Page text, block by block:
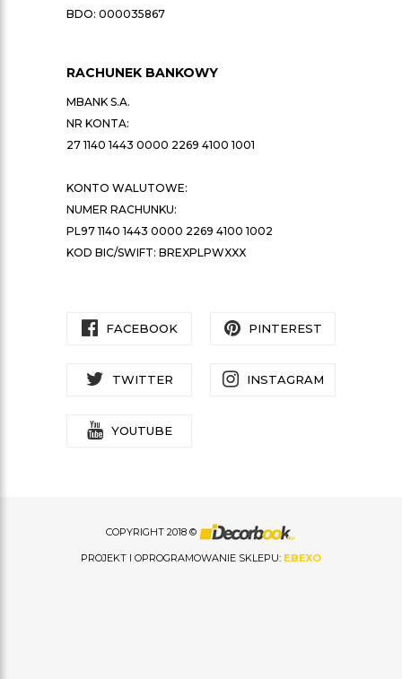
BDO: 000035867
RACHUNEK BANKOWY
MBANK S.A.
NR KONTA:
27 1140 1443 0000 2269 4100 1001
KONTO WALUTOWE:
NUMER RACHUNKU:
PL97 1140 1443 0000 2269 4100 1002
KOD BIC/SWIFT: BREXPLPWXXX
FACEBOOK PINTEREST
TWITTER INSTAGRAM
YOUTUBE
COPYRIGHT 2018 ©
PROJEKT I OPROGRAMOWANIE SKLEPU: EBEXO